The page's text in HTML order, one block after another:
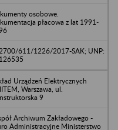
osobowe.
płacowa z lat 1991-
611/1226/2017-SAK; UNP:
Urządzeń Elektrycznych
Warszawa, ul.
9
Archiwum Zakładowego -
Administracyjne Ministerstwo